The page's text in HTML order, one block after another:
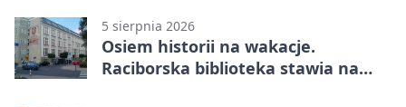
5 sierpnia 2026
Osiem historii na wakacje.
Raciborska biblioteka stawia na